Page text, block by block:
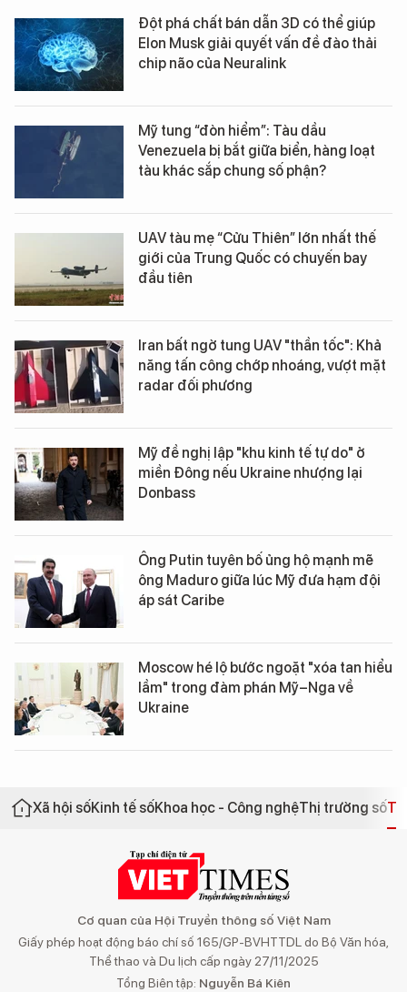
Đột phá chất bán dẫn 3D có thể giúp
Elon Musk giải quyết vấn đề đào thải
chip não của Neuralink
Mỹ tung “đòn hiểm”: Tàu dầu
Venezuela bị bắt giữa biển, hàng loạt
tàu khác sắp chung số phận?
UAV tàu mẹ “Cửu Thiên” lớn nhất thế
giới của Trung Quốc có chuyến bay
đầu tiên
Iran bất ngờ tung UAV "thần tốc": Khả
năng tấn công chớp nhoáng, vượt mặt
radar đối phương
Mỹ đề nghị lập "khu kinh tế tự do" ở
miền Đông nếu Ukraine nhượng lại
Donbass
Ông Putin tuyên bố ủng hộ mạnh mẽ
ông Maduro giữa lúc Mỹ đưa hạm đội
áp sát Caribe
Moscow hé lộ bước ngoặt "xóa tan hiểu
lầm" trong đàm phán Mỹ–Nga về
Ukraine
Xã hội sốKinh tế sốKhoa học - Công nghệThị trường số
Cơ quan của Hội Truyền thông số Việt Nam
Giấy phép hoạt động báo chí số 165/GP-BVHTTDL do Bộ Văn hóa,
Thể thao và Du lịch cấp ngày 27/11/2025
Tổng Biên tập: Nguyễn Bá Kiên